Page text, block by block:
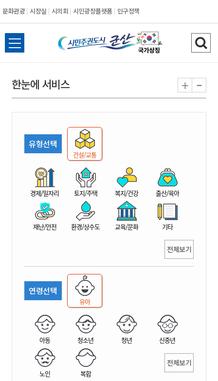
문화관광 시장실 시의회 시민광장플랫폼 인구정책
시
민
권
도
시
산
전
체
뉴
열
검
색
기
한눈에 서비스 + -
유형선택
건설/교통
경제/일자리 토지/주택 복지/건강 출산/육아
재난/안전 환경/상수도 교육/문화 기타
전체보기
연령선택
유아
아동 청소년 청년 신중년
노인 복합
전체보기